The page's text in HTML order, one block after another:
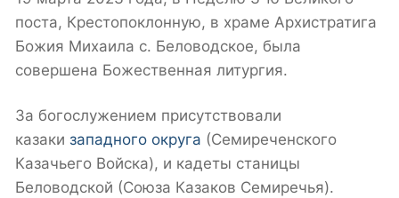
поста, Крестопоклонную, в храме Архистратига
Божия Михаила с. Беловодское, была
совершена Божественная литургия.
За богослужением присутствовали
казаки западного округа (Семиреченского
Казачьего Войска), и кадеты станицы
Беловодской (Союза Казаков Семиречья).